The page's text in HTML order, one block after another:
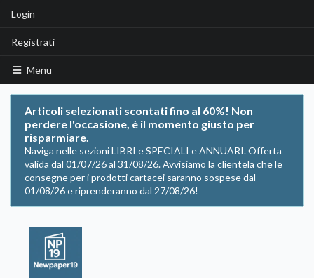
Login
Registrati
Menu
Articoli selezionati scontati fino al 60%! Non
perdere l'occasione, è il momento giusto per
risparmiare.
Naviga nelle sezioni LIBRI e SPECIALI e ANNUARI. Offerta
valida dal 01/07/26 al 31/08/26. Avvisiamo la clientela che le
consegne per i prodotti cartacei saranno sospese dal
01/08/26 e riprenderanno dal 27/08/26!